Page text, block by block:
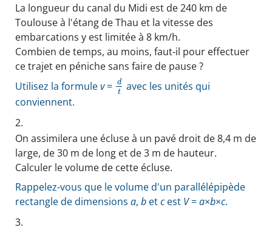
La longueur du canal du Midi est de 240 km de
Toulouse à l'étang de Thau et la vitesse des
embarcations y est limitée à 8 km/h.
Combien de temps, au moins, faut-il pour effectuer
ce trajet en péniche sans faire de pause ?
Utilisez la formulev=
d
t
avec les unités qui
conviennent.
2.
On assimilera une écluse à un pavé droit de 8,4 m de
large, de 30 m de long et de 3 m de hauteur.
Calculer le volume de cette écluse.
Rappelez-vous que le volume d'un parallélépipède
rectangle de dimensions a, b etcest V=a×b×c.
3.